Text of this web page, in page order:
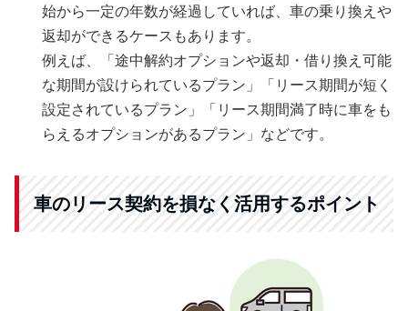
始から一定の年数が経過していれば、車の乗り換えや
返却ができるケースもあります。
例えば、「途中解約オプションや返却・借り換え可能
な期間が設けられているプラン」「リース期間が短く
設定されているプラン」「リース期間満了時に車をも
らえるオプションがあるプラン」などです。
車のリース契約を損なく活用するポイント